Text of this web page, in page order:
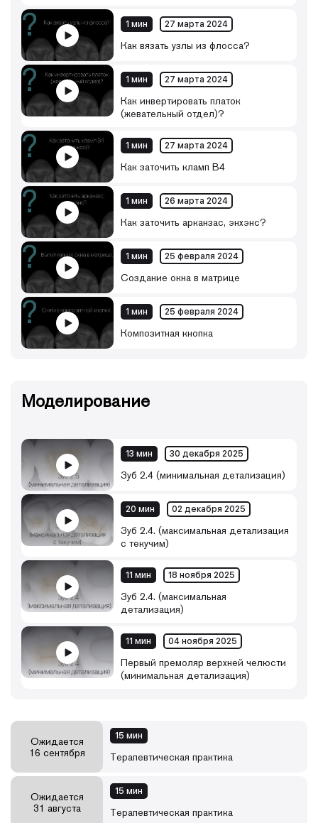
1 мин 27 марта 2024
Как вязать узлы из флосса?
1 мин 27 марта 2024
Как инвертировать платок
(жевательный отдел)?
1 мин 27 марта 2024
Как заточить кламп B4
1 мин 26 марта 2024
Как заточить арканзас, энхэнс?
1 мин 25 февраля 2024
Создание окна в матрице
1 мин 25 февраля 2024
Композитная кнопка
Моделирование
13 мин 30 декабря 2025
Зуб 2.4 (минимальная детализация)
20 мин 02 декабря 2025
Зуб 2.4. (максимальная детализация
с текучим)
11 мин 18 ноября 2025
Зуб 2.4. (максимальная
детализация)
11 мин 04 ноября 2025
Первый премоляр верхней челюсти
(минимальная детализация)
Ожидается
16 сентября
15 мин
Терапевтическая практика
Ожидается
31 августа
15 мин
Терапевтическая практика